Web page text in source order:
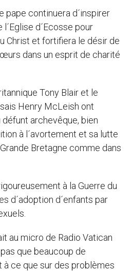
pape continuera d´inspirer
d´Ecosse pour
Christ et fortifiera le désir de
dans un esprit de charité
Tony Blair et le
Henry McLeish ont
archevêque, bien
à l´avortement et sa lutte
Bretagne comme dans
à la Guerre du
d´adoption d´enfants par
au micro de Radio Vatican
que beaucoup de
à ce que sur des problèmes